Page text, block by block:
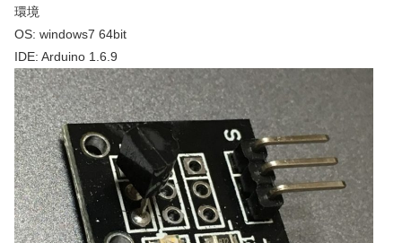
環境
OS: windows7 64bit
IDE: Arduino 1.6.9